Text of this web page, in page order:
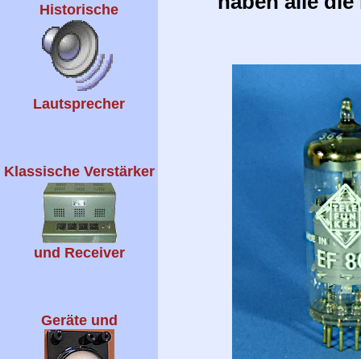
Historische
Lautsprecher
Klassische Verstärker
und Receiver
Geräte und